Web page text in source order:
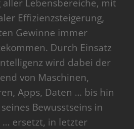
Lebensbereiche, mit
Effizienzsteigerung,
Gewinne immer
Durch Einsatz
wird dabei der
von Maschinen,
Apps, Daten … bis hin
Bewusstseins in
… ersetzt, in letzter